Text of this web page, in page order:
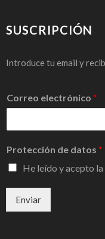
SUSCRIPCIÓN
Introduce tu email y
Correo electrónico *
Protección de datos *
He leído y acepto la
Enviar